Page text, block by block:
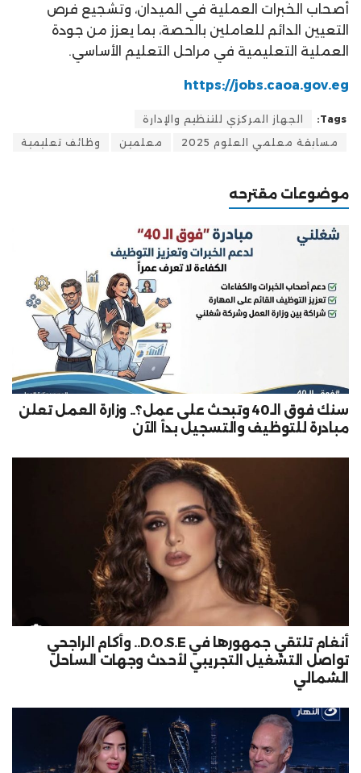
أصحاب الخبرات العملية في الميدان، وتشجيع فرص
التعيين الدائم للعاملين بالحصة، بما يعزز من جودة
العملية التعليمية في مراحل التعليم الأساسي.
https://jobs.caoa.gov.eg
Tags:
الجهاز المركزي للتنظيم والإدارة
مسابقة معلمي العلوم 2025
معلمين وظائف تعليمية
موضوعات مقترحه
سنك فوق الـ40 وتبحث على عمل؟.. وزارة العمل تعلن
مبادرة للتوظيف والتسجيل بدأ الآن
أنغام تلتقي جمهورها في D.O.S.E.. وأكام الراجحي
تواصل التشغيل التجريبي لأحدث وجهات الساحل
الشمالي